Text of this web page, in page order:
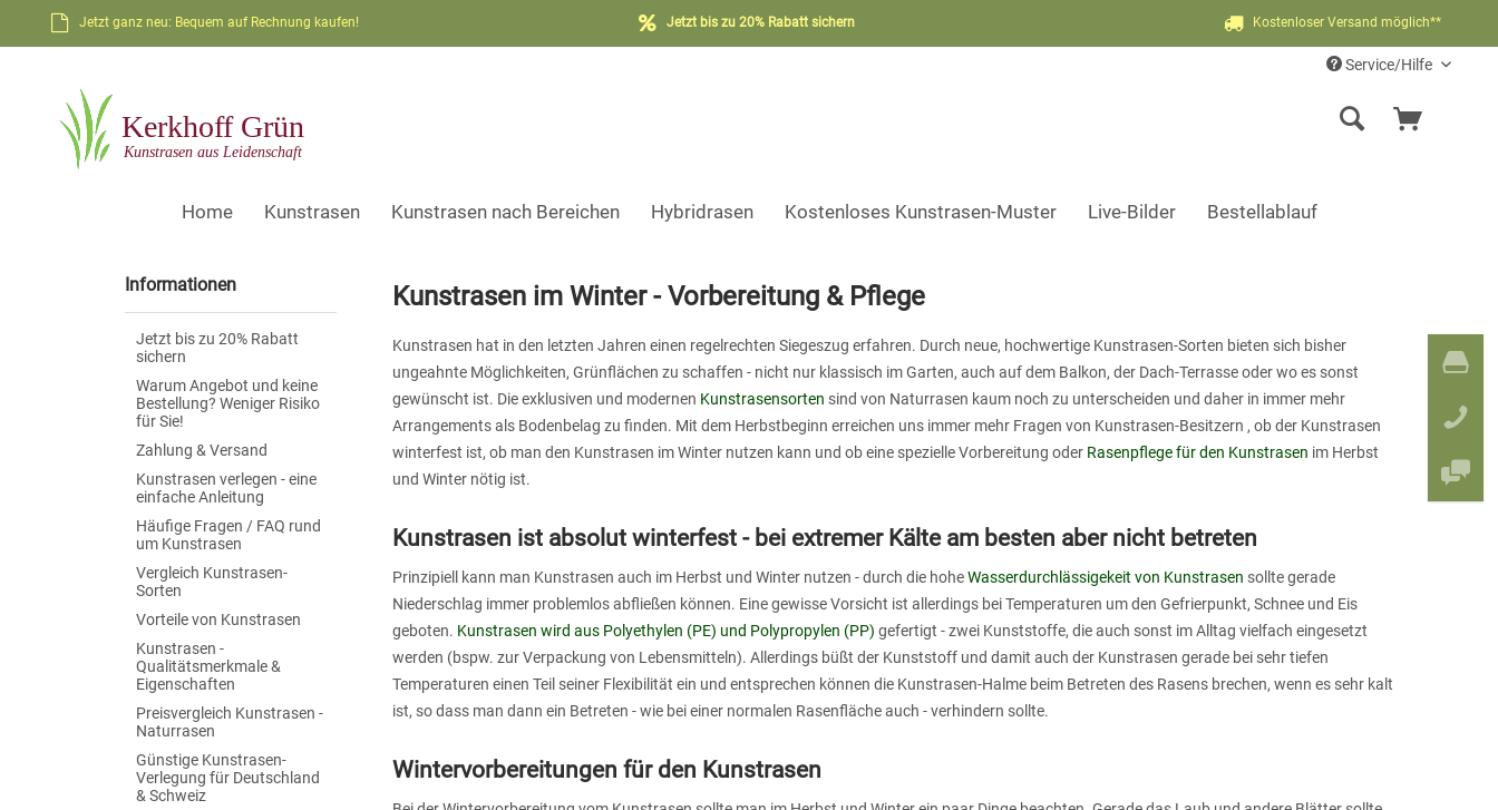
Jetzt ganz neu: Bequem auf Rechnung kaufen! Jetzt bis zu 20% Rabatt sichern Kostenloser Versand möglich**
Service/Hilfe
Home Kunstrasen Kunstrasen nach Bereichen Hybridrasen Kostenloses Kunstrasen-Muster Live-Bilder Bestellablauf
Informationen
Jetzt bis zu 20% Rabatt
sichern
Warum Angebot und keine
Bestellung? Weniger Risiko
für Sie!
Zahlung & Versand
Kunstrasen verlegen - eine
einfache Anleitung
Häufige Fragen / FAQ rund
um Kunstrasen
Vergleich Kunstrasen-
Sorten
Vorteile von Kunstrasen
Kunstrasen -
Qualitätsmerkmale &
Eigenschaften
Preisvergleich Kunstrasen -
Naturrasen
Günstige Kunstrasen-
Verlegung für Deutschland
& Schweiz
Kunstrasen im Winter - Vorbereitung & Pflege
Kunstrasen hat in den letzten Jahren einen regelrechten Siegeszug erfahren. Durch neue, hochwertige Kunstrasen-Sorten bieten sich bisher
ungeahnte Möglichkeiten, Grünflächen zu schaffen - nicht nur klassisch im Garten, auch auf dem Balkon, der Dach-Terrasse oder wo es sonst
gewünscht ist. Die exklusiven und modernen Kunstrasensorten sind von Naturrasen kaum noch zu unterscheiden und daher in immer mehr
Arrangements als Bodenbelag zu finden. Mit dem Herbstbeginn erreichen uns immer mehr Fragen von Kunstrasen-Besitzern , ob der Kunstrasen
winterfest ist, ob man den Kunstrasen im Winter nutzen kann und ob eine spezielle Vorbereitung oder Rasenpflege für den Kunstrasen im Herbst
und Winter nötig ist.
Kunstrasen ist absolut winterfest - bei extremer Kälte am besten aber nicht betreten
Prinzipiell kann man Kunstrasen auch im Herbst und Winter nutzen - durch die hoheWasserdurchlässigekeit von Kunstrasen sollte gerade
Niederschlag immer problemlos abfließen können. Eine gewisse Vorsicht ist allerdings bei Temperaturen um den Gefrierpunkt, Schnee und Eis
geboten. Kunstrasen wird aus Polyethylen (PE) und Polypropylen (PP) gefertigt - zwei Kunststoffe, die auch sonst im Alltag vielfach eingesetzt
werden (bspw. zur Verpackung von Lebensmitteln). Allerdings büßt der Kunststoff und damit auch der Kunstrasen gerade bei sehr tiefen
Temperaturen einen Teil seiner Flexibilität ein und entsprechen können die Kunstrasen-Halme beim Betreten des Rasens brechen, wenn es sehr kalt
ist, so dass man dann ein Betreten - wie bei einer normalen Rasenfläche auch - verhindern sollte.
Wintervorbereitungen für den Kunstrasen